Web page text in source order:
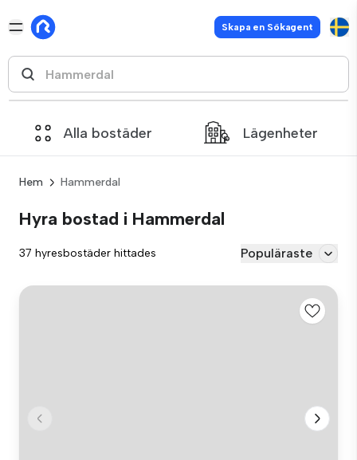
Skapa en Sökagent
Alla bostäder Lägenheter
Hem Hammerdal
Hyra bostad i Hammerdal
37 hyresbostäder hittades Populäraste